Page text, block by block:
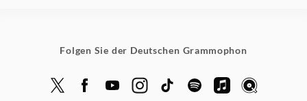
Folgen Sie der Deutschen Grammophon